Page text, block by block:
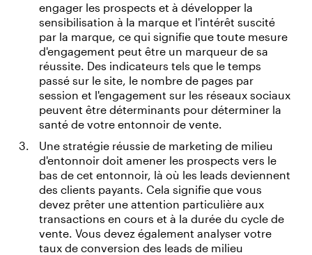
engager les prospects et à développer la
sensibilisation à la marque et l'intérêt suscité
par la marque, ce qui signifie que toute mesure
d'engagement peut être un marqueur de sa
réussite. Des indicateurs tels que le temps
passé sur le site, le nombre de pages par
session et l'engagement sur les réseaux sociaux
peuvent être déterminants pour déterminer la
santé de votre entonnoir de vente.
Une stratégie réussie de marketing de milieu
d'entonnoir doit amener les prospects vers le
bas de cet entonnoir, là où les leads deviennent
des clients payants. Cela signifie que vous
devez prêter une attention particulière aux
transactions en cours et à la durée du cycle de
vente. Vous devez également analyser votre
taux de conversion des leads de milieu